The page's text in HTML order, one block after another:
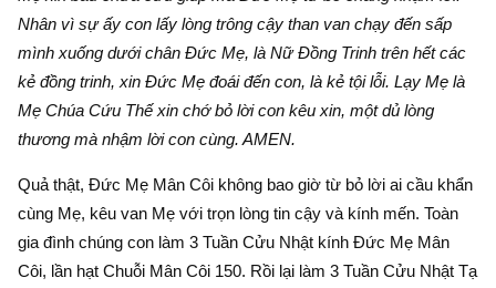
Nhân vì sự ấy con lấy lòng trông cậy than van chạy đến sấp
mình xuống dưới chân Đức Mẹ, là Nữ Đồng Trinh trên hết các
kẻ đồng trinh, xin Đức Mẹ đoái đến con, là kẻ tội lỗi. Lạy Mẹ là
Mẹ Chúa Cứu Thế xin chớ bỏ lời con kêu xin, một dủ lòng
thương mà nhậm lời con cùng. AMEN.
Quả thật, Đức Mẹ Mân Côi không bao giờ từ bỏ lời ai cầu khẩn
cùng Mẹ, kêu van Mẹ với trọn lòng tin cậy và kính mến. Toàn
gia đình chúng con làm 3 Tuần Cửu Nhật kính Đức Mẹ Mân
Côi, lần hạt Chuỗi Mân Côi 150. Rồi lại làm 3 Tuần Cửu Nhật Tạ